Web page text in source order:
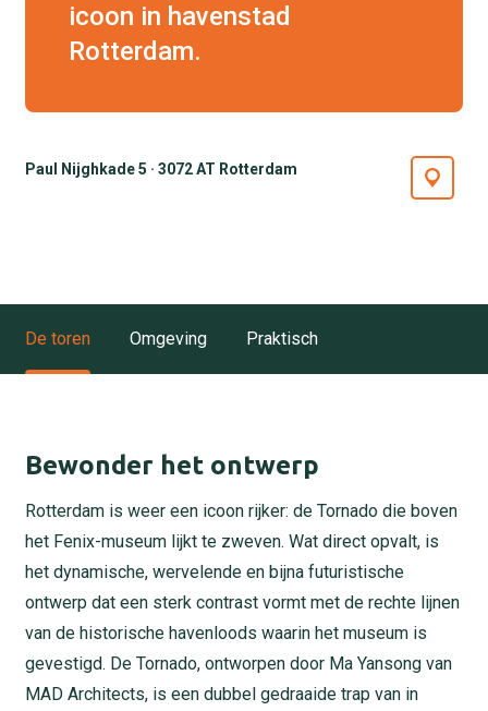
icoon in havenstad
Rotterdam.
Paul Nijghkade 5 · 3072 AT Rotterdam
De toren Omgeving Praktisch
Bewonder het ontwerp
Rotterdam is weer een icoon rijker: de Tornado die boven
het Fenix-museum lijkt te zweven. Wat direct opvalt, is
het dynamische, wervelende en bijna futuristische
ontwerp dat een sterk contrast vormt met de rechte lijnen
van de historische havenloods waarin het museum is
gevestigd. De Tornado, ontworpen door Ma Yansong van
MAD Architects, is een dubbel gedraaide trap van in